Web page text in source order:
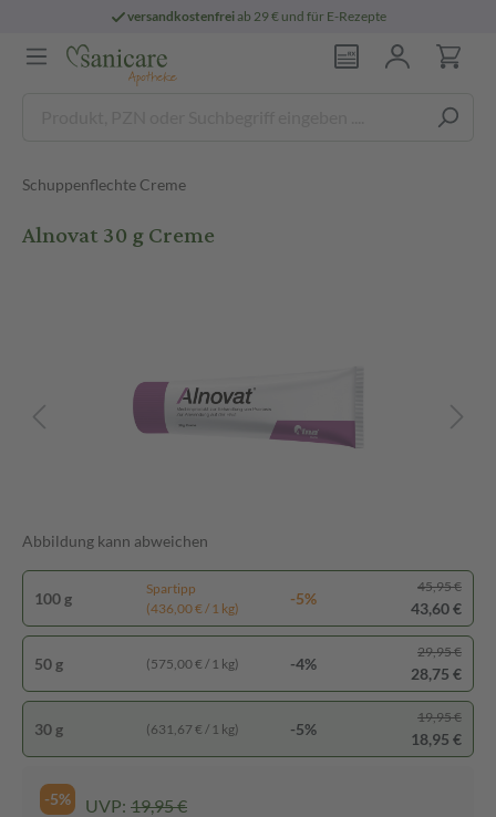
versandkostenfreiab 29 € und für E-Rezepte
Schuppenflechte Creme
Alnovat 30 g Creme
Abbildung kann abweichen
100 g
Spartipp
(436,00 € / 1 kg)
-5%
45,95 €
43,60 €
50 g (575,00 € / 1 kg) -4%
29,95 €
28,75 €
30 g (631,67 € / 1 kg) -5%
19,95 €
18,95 €
-5% UVP: 19,95 €